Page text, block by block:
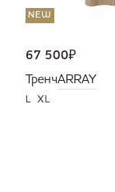
NEW
67 500₽
ТренчARRAY
L XL